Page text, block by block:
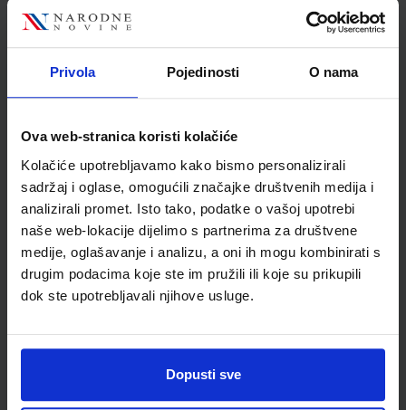
Privola Pojedinosti O nama
Ova web-stranica koristi kolačiće
Kolačiće upotrebljavamo kako bismo personalizirali
sadržaj i oglase, omogućili značajke društvenih medija i
analizirali promet. Isto tako, podatke o vašoj upotrebi
naše web-lokacije dijelimo s partnerima za društvene
medije, oglašavanje i analizu, a oni ih mogu kombinirati s
drugim podacima koje ste im pružili ili koje su prikupili
dok ste upotrebljavali njihove usluge.
Dopusti sve
Udžbenik Omot
MOJA ZEMLJA 1; udžbenik iz geografije za peti razred
Nakladnik:ALFA d.d. Registarski broj ministarstva:6013
SKU:556165 CIJENA: 9,25 €
ŠIFRA OMOTA: 500167
Udžbenik Omot
osnovne škole
Ivan Gambiroža Josip Jukić Dinko Marin Ana Mesić